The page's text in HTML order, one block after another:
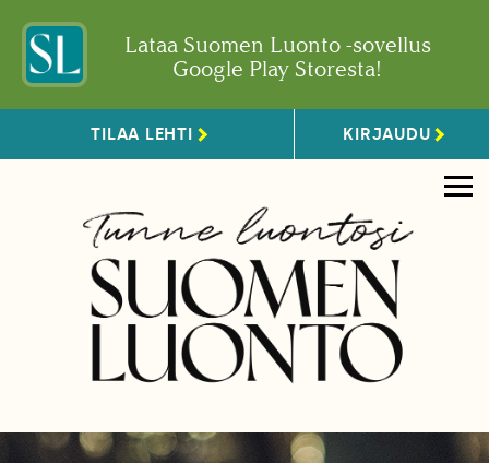
Lataa Suomen Luonto -sovellus
Google Play Storesta!
TILAA LEHTI KIRJAUDU